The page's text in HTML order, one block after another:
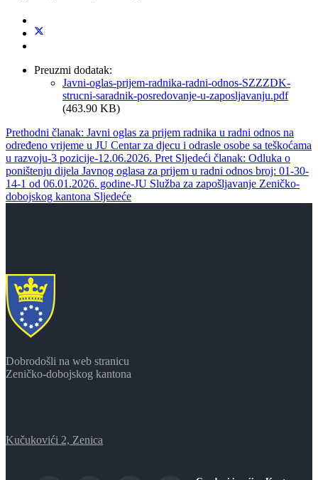
Preuzmi dodatak:
Javni-oglas-prijem-radnika-radni-odnos-SZZZDK-
strucni-saradnik-posredovanje-u-zaposljavanju.pdf
(463.90 KB)
Prethodni članak: Javni oglas za prijem radnika u radni odnos na
određeno vrijeme u JU Centar za djecu i odrasle osobe sa teškoćama
u razvoju-3 pozicije-12.06.2026. Pret Sljedeći članak: Odluka o
poništenju dijela Javnog oglasa za prijem u radni odnos broj: 01-30-
14-1 od 06.01.2026. godine-JU Služba za zapošljavanje Zeničko-
dobojskog kantona Sljedeće
Dobrodošli na web stranicu
Zeničko-dobojskog kantona
Kučukovići 2, Zenica